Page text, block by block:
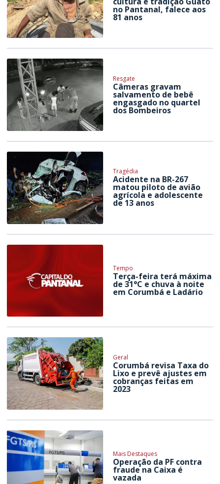
no Pantanal, falece aos
81 anos
Resgate
Câmeras gravam
salvamento de bebê
engasgado no quartel
dos Bombeiros
Tragédia
Acidente na BR-267
matou piloto de avião
agrícola e adolescente
de 13 anos
Tempo
Terça-feira terá máxima
de 31°C e chuva à noite
em Corumbá e Ladário
Geral
Corumbá revisa Taxa do
Lixo e prevê ajustes em
cobranças feitas em
2023
Mais Destaques
Operação da PF contra
fraude na Caixa é
vazada